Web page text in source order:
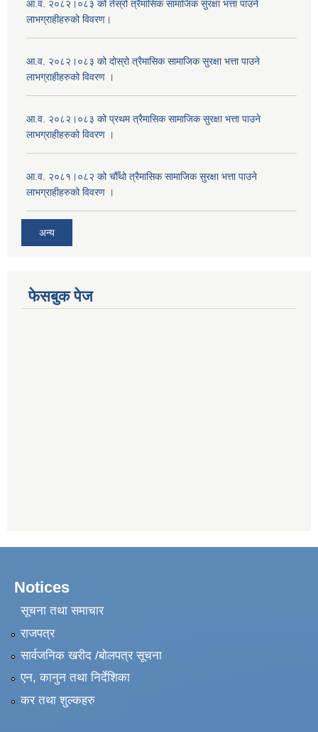
आ.व. २०८२।०८३ को तेस्रो त्रैमासिक सामाजिक सुरक्षा भत्ता पाउने
लाभग्राहीहरुको विवरण।
आ.व. २०८२।०८३ को दोस्रो त्रैमासिक सामाजिक सुरक्षा भत्ता पाउने
लाभग्राहीहरुको विवरण ।
आ.व. २०८२।०८३ को प्रथम त्रैमासिक सामाजिक सुरक्षा भत्ता पाउने
लाभग्राहीहरुको विवरण ।
आ.व. २०८१।०८२ को चौँथो त्रैमासिक सामाजिक सुरक्षा भत्ता पाउने
लाभग्राहीहरुको विवरण ।
अन्य
फेसबुक पेज
Notices
सूचना तथा समाचार
राजपत्र
सार्वजनिक खरीद /बोलपत्र सूचना
एन, कानुन तथा निर्देशिका
कर तथा शुल्कहरु